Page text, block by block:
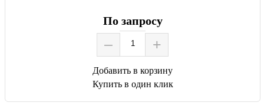
По запросу
– +
Добавить в корзину
Купить в один клик